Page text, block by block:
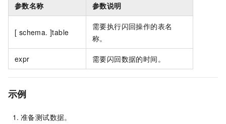
参数名称 参数说明
[ schema. ]table
需要执行闪回操作的表名
称。
expr 需要闪回数据的时间。
示例
准备测试数据。